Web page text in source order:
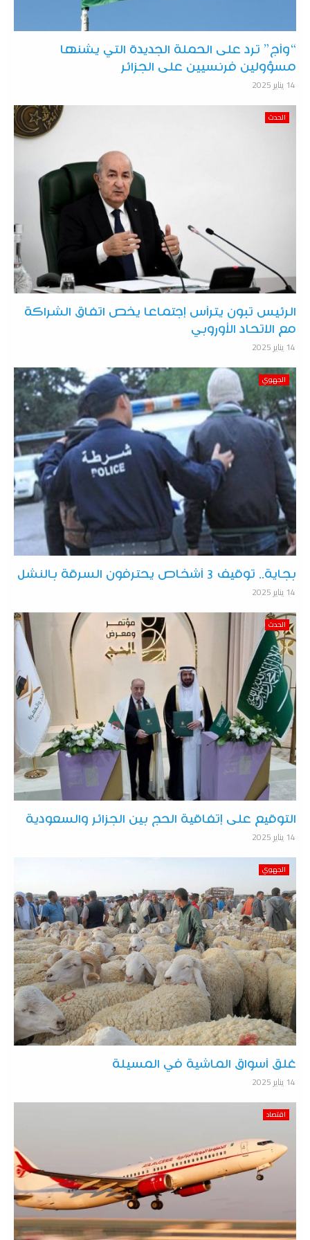
“وأج” ترد على الحملة الجديدة التي يشنها
مسؤولين فرنسيين على الجزائر
14 يناير 2025
الحدث
الرئيس تبون يترأس إجتماعا يخص اتفاق الشراكة
مع الاتحاد الأوروبي
14 يناير 2025
الجهوي
بجاية.. توقيف 3 أشخاص يحترفون السرقة بالنشل
14 يناير 2025
الحدث
التوقيع على إتفاقية الحج بين الجزائر والسعودية
14 يناير 2025
الجهوي
غلق أسواق الماشية في المسيلة
14 يناير 2025
اقتصاد